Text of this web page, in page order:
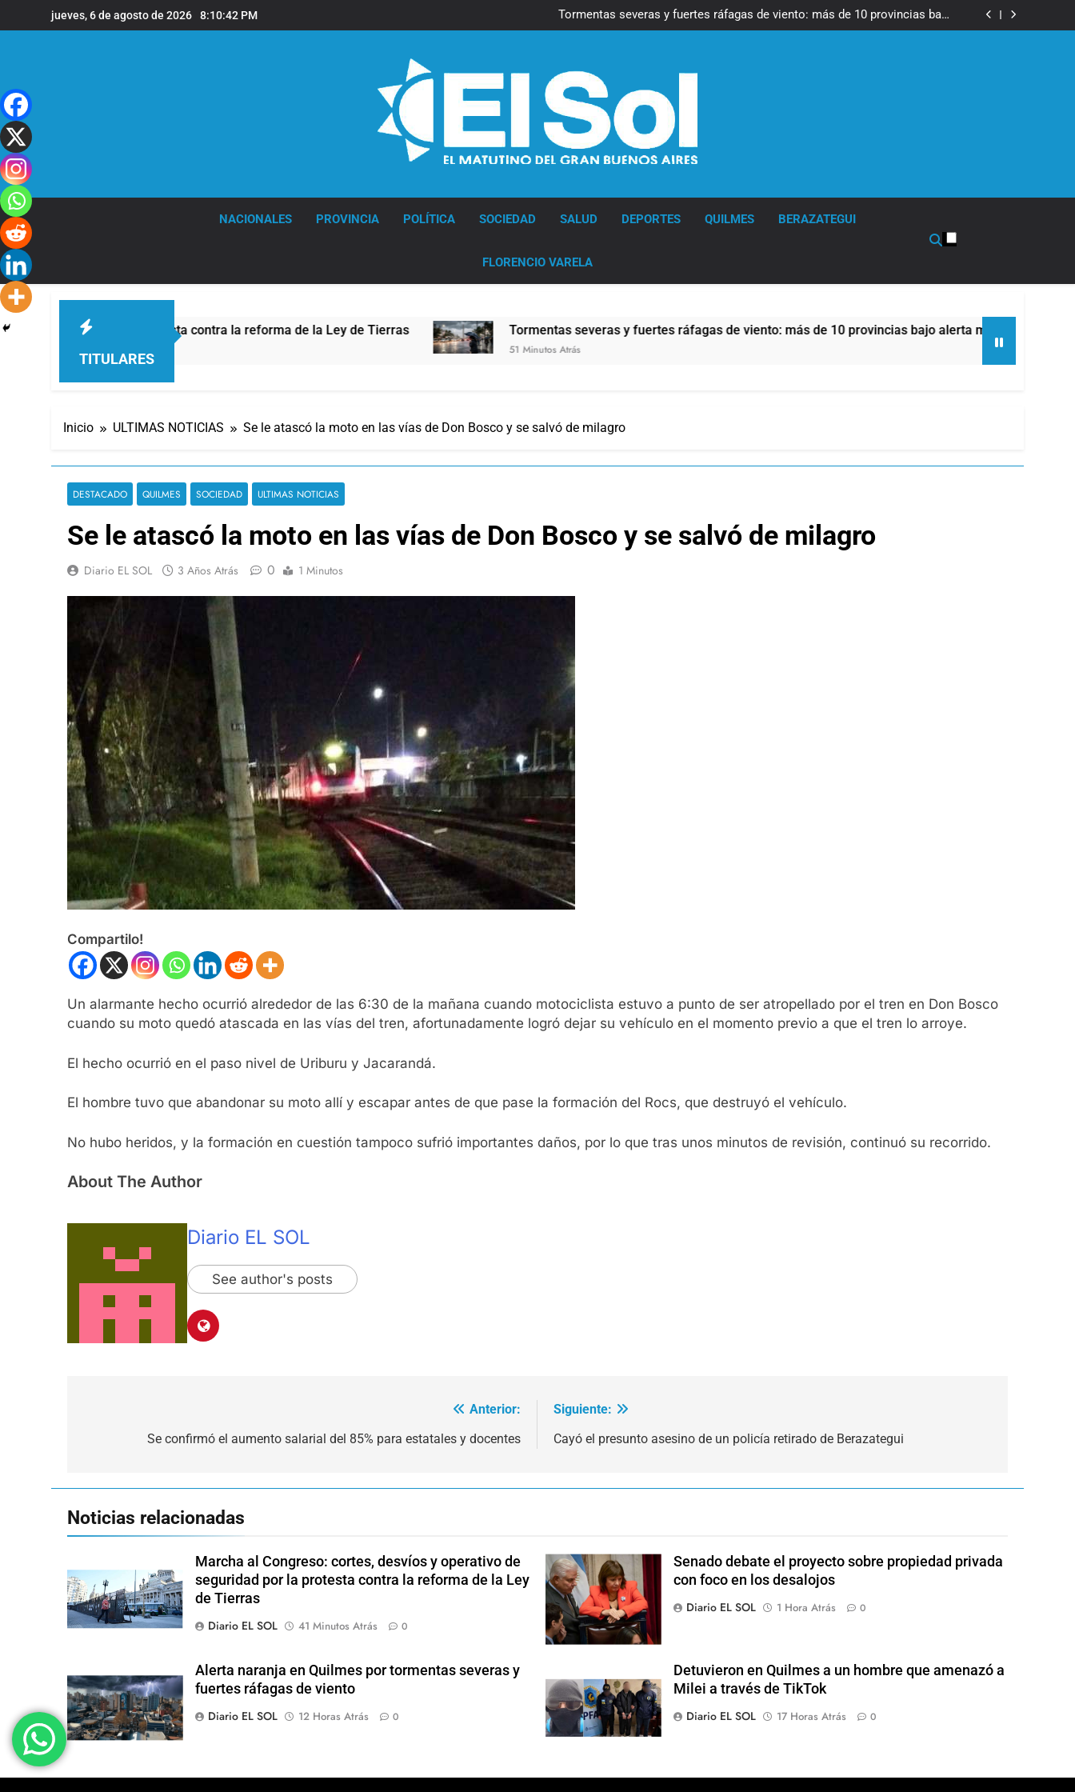
al
jueves, 6 de agosto de 2026 8:10:42 PM
protesta contra la reforma de la Ley de Tierras
Tormentas severas y fuertes ráfagas de viento: más de 10 provincias bajo
alerta meteorológica
Senado debate el proyecto sobre propiedad privada con foco en los
Senado debate el proyecto sobre propiedad privada con foco en los
NACIONALES PROVINCIA POLÍTICA SOCIEDAD SALUD DEPORTES QUILMES BERAZATEGUI
FLORENCIO VARELA
TITULARES
por la protesta contra la reforma de la Ley de Tierras Tormentas severas y fuertes ráfagas de viento: más de 10 provincias bajo alerta meteorológica
51 Minutos Atrás
Inicio ULTIMAS NOTICIAS Se le atascó la moto en las vías de Don Bosco y se salvó de milagro
DESTACADO QUILMES SOCIEDAD ULTIMAS NOTICIAS
Se le atascó la moto en las vías de Don Bosco y se salvó de milagro
Diario EL SOL 3 Años Atrás 0 1 Minutos
Compartilo!
Un alarmante hecho ocurrió alrededor de las 6:30 de la mañana cuando motociclista estuvo a punto de ser atropellado por el tren en Don Bosco
cuando su moto quedó atascada en las vías del tren, afortunadamente logró dejar su vehículo en el momento previo a que el tren lo arroye.
El hecho ocurrió en el paso nivel de Uriburu y Jacarandá.
El hombre tuvo que abandonar su moto allí y escapar antes de que pase la formación del Rocs, que destruyó el vehículo.
No hubo heridos, y la formación en cuestión tampoco sufrió importantes daños, por lo que tras unos minutos de revisión, continuó su recorrido.
About The Author
Diario EL SOL
See author's posts
Anterior:
Se confirmó el aumento salarial del 85% para estatales y docentes
Siguiente:
Cayó el presunto asesino de un policía retirado de Berazategui
Noticias relacionadas
Marcha al Congreso: cortes, desvíos y operativo de
seguridad por la protesta contra la reforma de la Ley
de Tierras
Diario EL SOL
41 Minutos Atrás 0
Senado debate el proyecto sobre propiedad privada
con foco en los desalojos
Diario EL SOL
1 Hora Atrás 0
Alerta naranja en Quilmes por tormentas severas y
fuertes ráfagas de viento
Diario EL SOL
12 Horas Atrás 0
Detuvieron en Quilmes a un hombre que amenazó a
Milei a través de TikTok
Diario EL SOL
17 Horas Atrás 0